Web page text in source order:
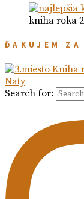
kniha roka
ĎAKUJEM ZA
Search for: